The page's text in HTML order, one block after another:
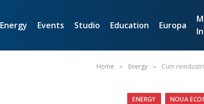
Energy Events Studio Education Europa
Home » Energy » Cum
ENERGY NOUA